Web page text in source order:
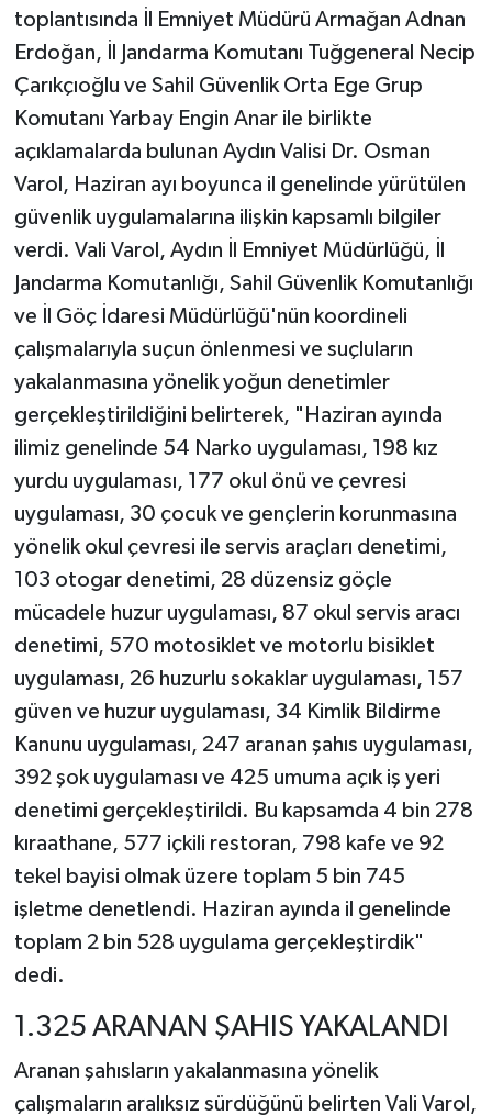
toplantısında İl Emniyet Müdürü Armağan Adnan
Erdoğan, İl Jandarma Komutanı Tuğgeneral Necip
Çarıkçıoğlu ve Sahil Güvenlik Orta Ege Grup
Komutanı Yarbay Engin Anar ile birlikte
açıklamalarda bulunan Aydın Valisi Dr. Osman
Varol, Haziran ayı boyunca il genelinde yürütülen
güvenlik uygulamalarına ilişkin kapsamlı bilgiler
verdi. Vali Varol, Aydın İl Emniyet Müdürlüğü, İl
Jandarma Komutanlığı, Sahil Güvenlik Komutanlığı
ve İl Göç İdaresi Müdürlüğü'nün koordineli
çalışmalarıyla suçun önlenmesi ve suçluların
yakalanmasına yönelik yoğun denetimler
gerçekleştirildiğini belirterek, "Haziran ayında
ilimiz genelinde 54 Narko uygulaması, 198 kız
yurdu uygulaması, 177 okul önü ve çevresi
uygulaması, 30 çocuk ve gençlerin korunmasına
yönelik okul çevresi ile servis araçları denetimi,
103 otogar denetimi, 28 düzensiz göçle
mücadele huzur uygulaması, 87 okul servis aracı
denetimi, 570 motosiklet ve motorlu bisiklet
uygulaması, 26 huzurlu sokaklar uygulaması, 157
güven ve huzur uygulaması, 34 Kimlik Bildirme
Kanunu uygulaması, 247 aranan şahıs uygulaması,
392 şok uygulaması ve 425 umuma açık iş yeri
denetimi gerçekleştirildi. Bu kapsamda 4 bin 278
kıraathane, 577 içkili restoran, 798 kafe ve 92
tekel bayisi olmak üzere toplam 5 bin 745
işletme denetlendi. Haziran ayında il genelinde
toplam 2 bin 528 uygulama gerçekleştirdik"
dedi.
1.325 ARANAN ŞAHIS YAKALANDI
Aranan şahısların yakalanmasına yönelik
çalışmaların aralıksız sürdüğünü belirten Vali Varol,